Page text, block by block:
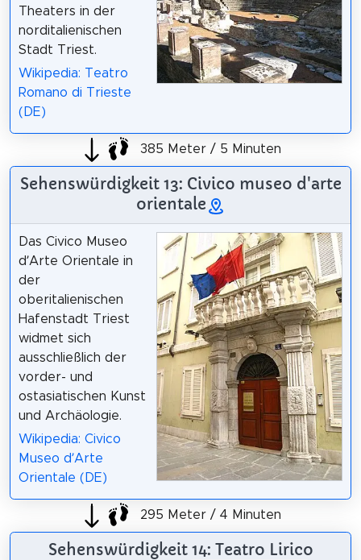
Theaters in der
norditalienischen
Stadt Triest.
Wikipedia: Teatro
Romano di Trieste
(DE)
385 Meter / 5 Minuten
Sehenswürdigkeit 13: Civico museo d'arte
orientale
Das Civico Museo
d’Arte Orientale in
der
oberitalienischen
Hafenstadt Triest
widmet sich
ausschließlich der
vorder- und
ostasiatischen Kunst
und Archäologie.
Wikipedia: Civico
Museo d’Arte
Orientale (DE)
295 Meter / 4 Minuten
Sehenswürdigkeit 14: Teatro Lirico